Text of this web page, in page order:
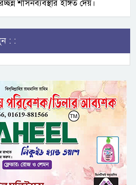
শাসনব্যবস্থার ইঙ্গিত দেয়।
: :